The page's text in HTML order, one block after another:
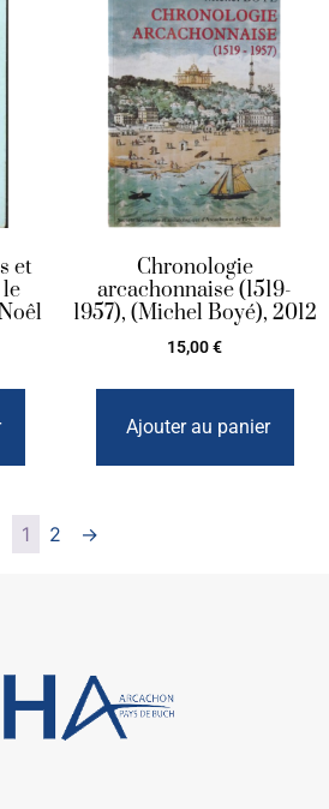
et
Chronologie
arcachonnaise (1519-
1957), (Michel Boyé), 2012
15,00€
Ajouter au panier
1 2 →